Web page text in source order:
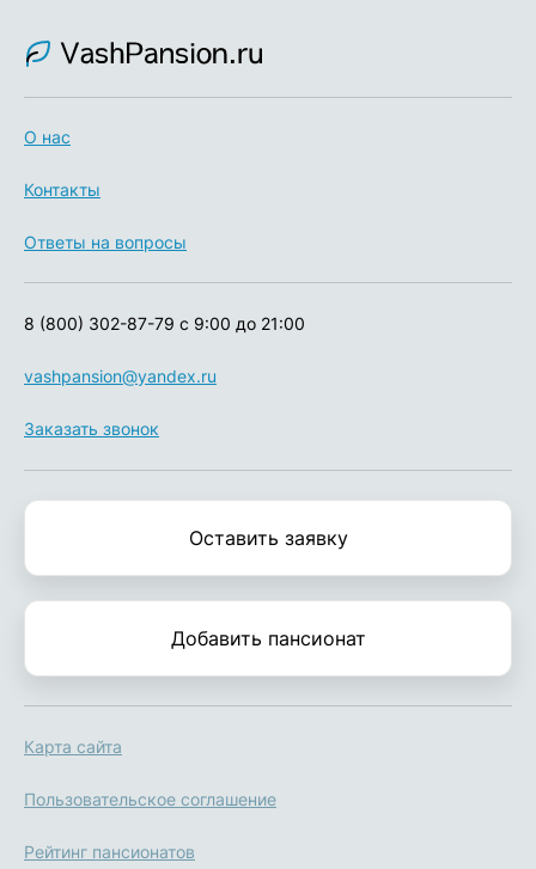
О нас
Контакты
Ответы на вопросы
vashpansion@yandex.ru
8 (800) 302-87-79 с 9:00 до 21:00
Заказать звонок
Оставить заявку
Добавить пансионат
Карта сайта
Пользовательское соглашение
Рейтинг пансионатов